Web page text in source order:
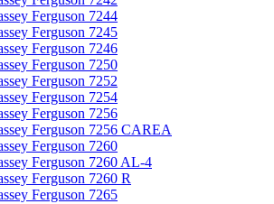
Ferguson 7244
Ferguson 7245
Ferguson 7246
Ferguson 7250
Ferguson 7252
Ferguson 7254
Ferguson 7256
Ferguson 7256 CAREA
Ferguson 7260
Ferguson 7260 AL-4
Ferguson 7260 R
Ferguson 7265